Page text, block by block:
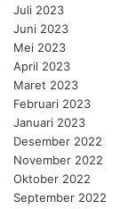
Juli 2023
Juni 2023
Mei 2023
April 2023
Maret 2023
Februari 2023
Januari 2023
Desember 2022
November 2022
Oktober 2022
September 2022